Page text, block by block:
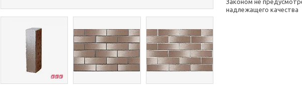
Законом не предусмотрен возврат и обмен данного товара
надлежащего качества